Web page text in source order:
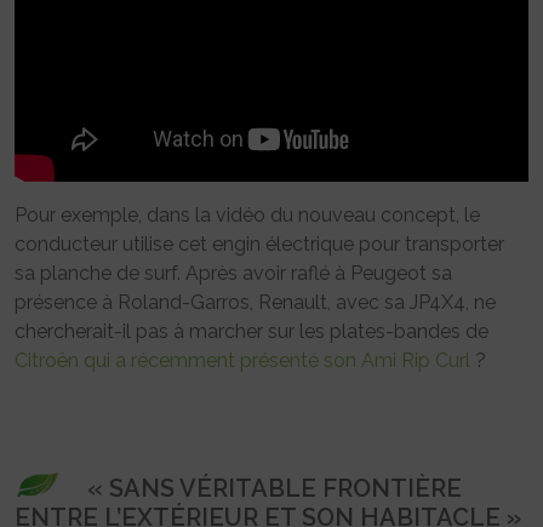
Pour exemple, dans la vidéo du nouveau concept, le
conducteur utilise cet engin électrique pour transporter
sa planche de surf. Après avoir raflé à Peugeot sa
présence à Roland-Garros, Renault, avec sa JP4X4, ne
chercherait-il pas à marcher sur les plates-bandes de
Citroën qui a récemment présenté son Ami Rip Curl ?
« SANS VÉRITABLE FRONTIÈRE
ENTRE L’EXTÉRIEUR ET SON HABITACLE »